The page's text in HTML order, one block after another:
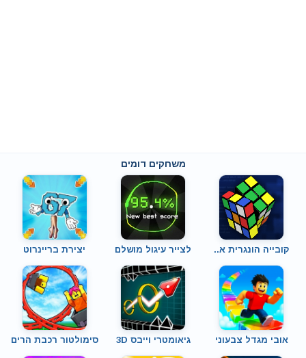
משחקים דומים
קובייה הונגרית א.. לצייר עיגול מושלם יצירת בריינרוט
אובי מגדל צבעוני גיאומטרי וייבס 3D סימולטור רכבת הרים